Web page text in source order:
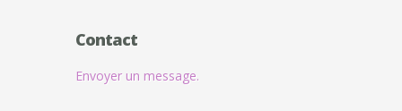
Contact
Envoyer un message.